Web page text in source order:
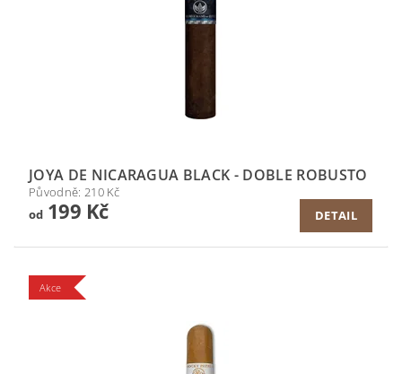
JOYA DE NICARAGUA BLACK - DOBLE ROBUSTO
Původně: 210 Kč
od199 Kč DETAIL
Akce